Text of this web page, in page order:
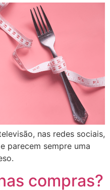
nas redes sociais,
parecem sempre uma
compras?